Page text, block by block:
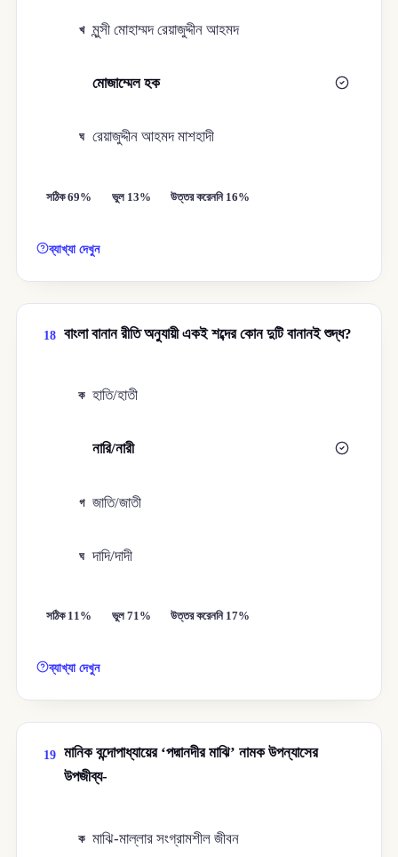
খ মুন্সী মোহাম্মদ রেয়াজুদ্দীন আহমদ
মোজাম্মেল হক
ঘ রেয়াজুদ্দীন আহমদ মাশহাদী
সঠিক 69% ভুল 13% উত্তর করেননি 16%
ব্যাখ্যা দেখুন
18 বাংলা বানান রীতি অনুযায়ী একই শব্দের কোন দুটি বানানই শুদ্ধ?
ক হাতি/হাতী
নারি/নারী
গ জাতি/জাতী
ঘ দাদি/দাদী
সঠিক 11% ভুল 71% উত্তর করেননি 17%
ব্যাখ্যা দেখুন
19 মানিক বন্দোপাধ্যায়ের ‘পদ্মানদীর মাঝি’ নামক উপন্যাসের
উপজীব্য-
ক মাঝি-মাল্লার সংগ্রামশীল জীবন